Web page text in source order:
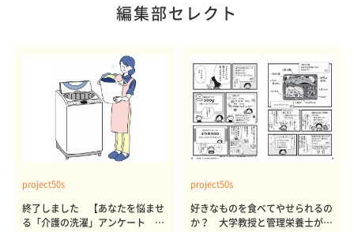
編集部セレクト
project50s
終了しました 【あなたを悩ませ
る「介護の洗濯」アンケート 体
project50s
好きなものを食べてやせられるの
か？ 大学教授と管理栄養士が出